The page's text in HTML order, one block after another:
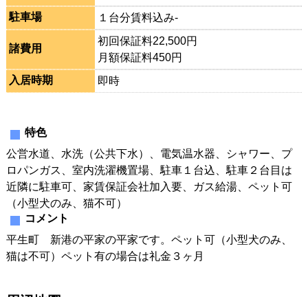
駐車場
１台分賃料込み-
諸費用
初回保証料22,500円
月額保証料450円
入居時期
即時
特色
公営水道、水洗（公共下水）、電気温水器、シャワー、プ
ロパンガス、室内洗濯機置場、駐車１台込、駐車２台目は
近隣に駐車可、家賃保証会社加入要、ガス給湯、ペット可
（小型犬のみ、猫不可）
コメント
平生町 新港の平家の平家です。ペット可（小型犬のみ、
猫は不可）ペット有の場合は礼金３ヶ月